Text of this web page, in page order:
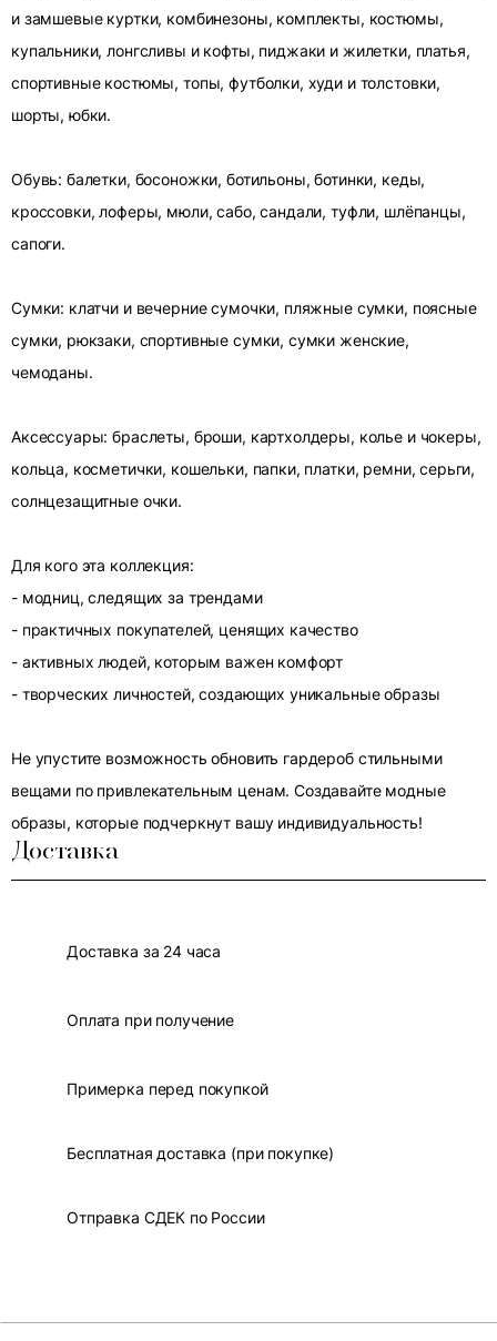
и замшевые куртки, комбинезоны, комплекты, костюмы,
купальники, лонгсливы и кофты, пиджаки и жилетки, платья,
спортивные костюмы, топы, футболки, худи и толстовки,
шорты, юбки.
Обувь: балетки, босоножки, ботильоны, ботинки, кеды,
кроссовки, лоферы, мюли, сабо, сандали, туфли, шлёпанцы,
сапоги.
Сумки: клатчи и вечерние сумочки, пляжные сумки, поясные
сумки, рюкзаки, спортивные сумки, сумки женские,
чемоданы.
Аксессуары: браслеты, броши, картхолдеры, колье и чокеры,
кольца, косметички, кошельки, папки, платки, ремни, серьги,
солнцезащитные очки.
Для кого эта коллекция:
- модниц, следящих за трендами
- практичных покупателей, ценящих качество
- активных людей, которым важен комфорт
- творческих личностей, создающих уникальные образы
Не упустите возможность обновить гардероб стильными
вещами по привлекательным ценам. Создавайте модные
образы, которые подчеркнут вашу индивидуальность!
Доставка
Доставка за 24 часа
Оплата при получение
Примерка перед покупкой
Бесплатная доставка (при покупке)
Отправка СДЕК по России